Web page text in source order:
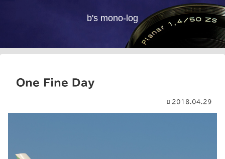
b's mono-log
One Fine Day
2018.04.29